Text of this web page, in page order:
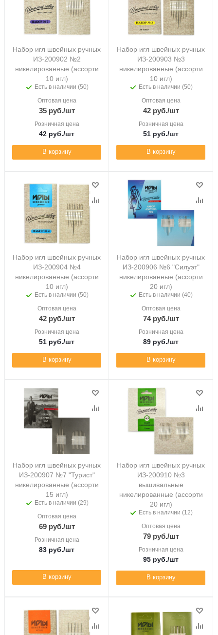
Набор игл швейных ручных
ИЗ-200902 №2
никелированные (ассорти
10 игл)
Есть в наличии (50)
Оптовая цена
35руб./шт
Розничная цена
42 руб./шт
В корзину
Набор игл швейных ручных
ИЗ-200903 №3
никелированные (ассорти
10 игл)
Есть в наличии (50)
Оптовая цена
42руб./шт
Розничная цена
51 руб./шт
В корзину
Набор игл швейных ручных
ИЗ-200904 №4
никелированные (ассорти
10 игл)
Есть в наличии (50)
Оптовая цена
42руб./шт
Розничная цена
51 руб./шт
В корзину
Набор игл швейных ручных
ИЗ-200906 №6 "Силуэт"
никелированные (ассорти
20 игл)
Есть в наличии (40)
Оптовая цена
74руб./шт
Розничная цена
89 руб./шт
В корзину
Набор игл швейных ручных
ИЗ-200907 №7 "Турист"
никелированные (ассорти
15 игл)
Есть в наличии (29)
Оптовая цена
69руб./шт
Розничная цена
83 руб./шт
В корзину
Набор игл швейных ручных
ИЗ-200910 №3
вышивальные
никелированные (ассорти
20 игл)
Есть в наличии (12)
Оптовая цена
79руб./шт
Розничная цена
95 руб./шт
В корзину